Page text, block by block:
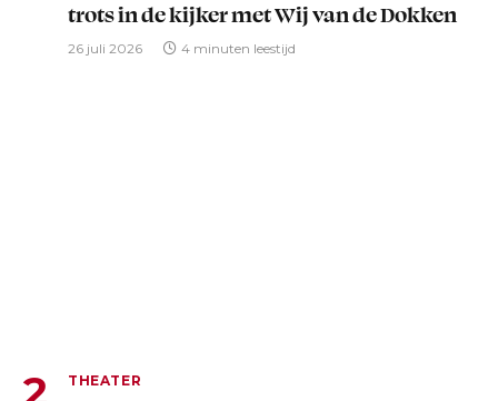
trots in de kijker met Wij van de Dokken
26 juli 2026 4 minuten leestijd
THEATER